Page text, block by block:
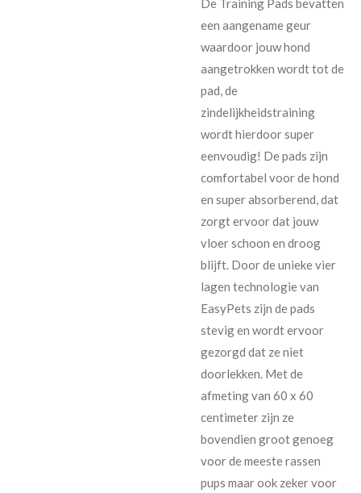
De Training Pads bevatten
een aangename geur
waardoor jouw hond
aangetrokken wordt tot de
pad, de
zindelijkheidstraining
wordt hierdoor super
eenvoudig! De pads zijn
comfortabel voor de hond
en super absorberend, dat
zorgt ervoor dat jouw
vloer schoon en droog
blijft. Door de unieke vier
lagen technologie van
EasyPets zijn de pads
stevig en wordt ervoor
gezorgd dat ze niet
doorlekken. Met de
afmeting van 60 x 60
centimeter zijn ze
bovendien groot genoeg
voor de meeste rassen
pups maar ook zeker voor